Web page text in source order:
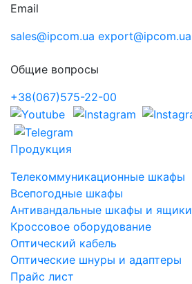
Email
sales@ipcom.ua export@ipcom.ua
Общие вопросы
+38(067)575-22-00
Продукция
Телекоммуникационные шкафы
Всепогодные шкафы
Антивандальные шкафы и ящики
Кроссовое оборудование
Оптический кабель
Оптические шнуры и адаптеры
Прайс лист